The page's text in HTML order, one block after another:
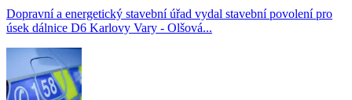
Dopravní a energetický stavební úřad vydal stavební povolení pro
úsek dálnice D6 Karlovy Vary - Olšová...